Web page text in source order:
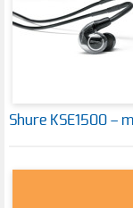
Shure KSE1500 –